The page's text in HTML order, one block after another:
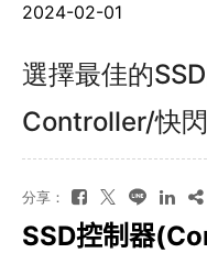
2024-02-01
選擇最佳的
Controller/快
分享：
SSD控制器